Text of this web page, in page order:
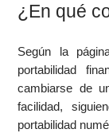
¿En qué
Según la
portabilidad
cambiarse de
facilidad,
portabilidad